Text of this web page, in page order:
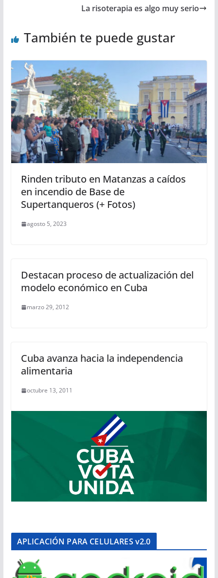
La risoterapia es algo muy serio
También te puede gustar
Rinden tributo en Matanzas a caídos
en incendio de Base de
Supertanqueros (+ Fotos)
agosto 5, 2023
Destacan proceso de actualización del
modelo económico en Cuba
marzo 29, 2012
Cuba avanza hacia la independencia
alimentaria
octubre 13, 2011
APLICACIÓN PARA CELULARES v2.0